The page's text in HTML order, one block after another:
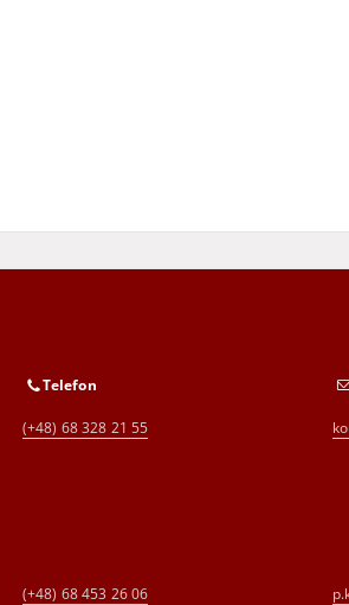
Telefon
(+48) 68 328 21 55
(+48) 68 453 26 06